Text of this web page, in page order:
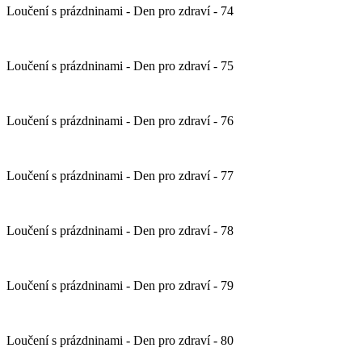
Loučení s prázdninami - Den pro zdraví - 74
Loučení s prázdninami - Den pro zdraví - 75
Loučení s prázdninami - Den pro zdraví - 76
Loučení s prázdninami - Den pro zdraví - 77
Loučení s prázdninami - Den pro zdraví - 78
Loučení s prázdninami - Den pro zdraví - 79
Loučení s prázdninami - Den pro zdraví - 80